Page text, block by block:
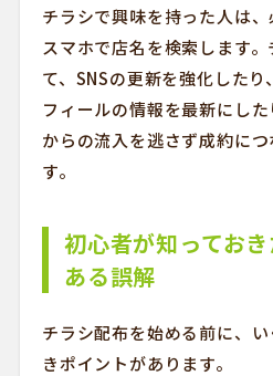
チラシで興味を持った人は
スマホで店名を検索します
て、SNSの更新を強化した
フィールの情報を最新にし
からの流入を逃さず成約に
す。
初心者が知ってお
ある誤解
チラシ配布を始める前に、
きポイントがあります。